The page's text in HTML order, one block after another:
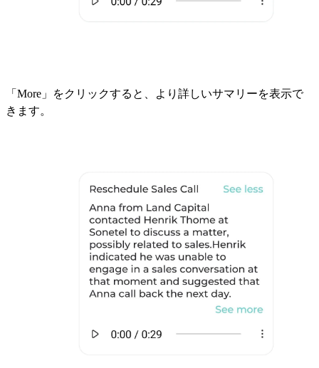
「More」をクリックすると、より詳しいサマリーを表示で
きます。